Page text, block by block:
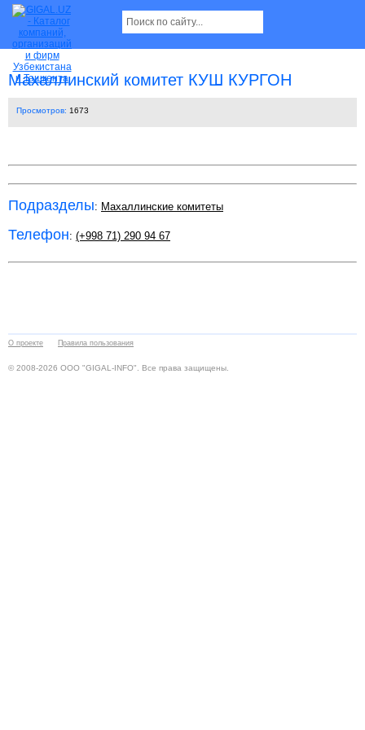
Махаллинский комитет КУШ КУРГОН
Просмотров: 1673
Подразделы: Махаллинские комитеты
Телефон: (+998 71) 290 94 67
О проекте Правила пользования
© 2008-2026 ООО "GIGAL-INFO". Все права защищены.